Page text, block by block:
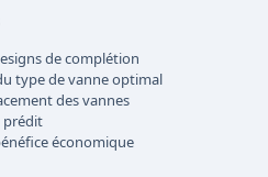
de complétion
type de vanne optimal
des vannes
prédit
économique